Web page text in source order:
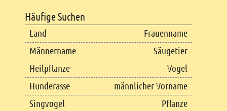
Häufige Suchen
Land
Frauenname
Männername
Säugetier
Heilpflanze
Vogel
Hunderasse
männlicher Vorname
Singvogel
Pflanze